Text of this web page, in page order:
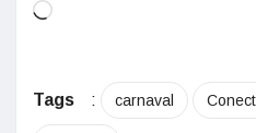
Tags : carnaval